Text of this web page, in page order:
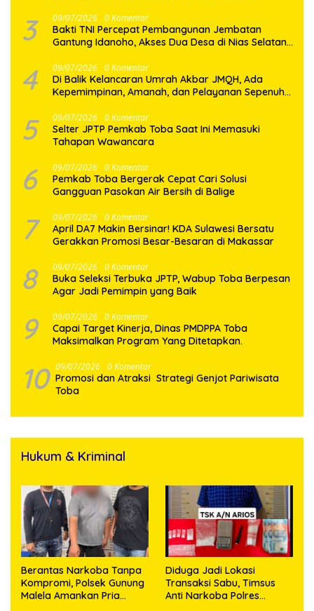
3 09/07/2026 0 Komentar
Bakti TNI Percepat Pembangunan Jembatan
Gantung Idanoho, Akses Dua Desa di Nias Selatan
4 09/07/2026 0 Komentar
Di Balik Kelancaran Umrah Akbar JMQH, Ada
Kepemimpinan, Amanah, dan Pelayanan Sepenuh
5 09/07/2026 0 Komentar
Selter JPTP Pemkab Toba Saat Ini Memasuki
Tahapan Wawancara
6 09/07/2026 0 Komentar
Pemkab Toba Bergerak Cepat Cari Solusi
Gangguan Pasokan Air Bersih di Balige
7 09/07/2026 0 Komentar
April DA7 Makin Bersinar! KDA Sulawesi Bersatu
Gerakkan Promosi Besar-Besaran di Makassar
8 09/07/2026 0 Komentar
Buka Seleksi Terbuka JPTP, Wabup Toba Berpesan
Agar Jadi Pemimpin yang Baik
9 09/07/2026 0 Komentar
Capai Target Kinerja, Dinas PMDPPA Toba
Maksimalkan Program Yang Ditetapkan.
10 09/07/2026 0 Komentar
Promosi dan Atraksi Strategi Genjot Pariwisata
Toba
Hukum & Kriminal
Berantas Narkoba Tanpa
Kompromi, Polsek Gunung
Malela Amankan Pria
Diduga Jadi Lokasi
Transaksi Sabu, Timsus
Anti Narkoba Polres